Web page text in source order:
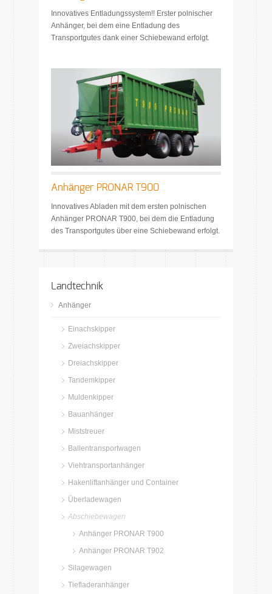
Innovatives Entladungssystem!! Erster polnischer
Anhänger, bei dem eine Entladung des
Transportgutes dank einer Schiebewand erfolgt.
Anhänger PRONAR T900
Innovatives Abladen mit dem ersten polnischen
Anhänger PRONAR T900, bei dem die Entladung
des Transportgutes über eine Schiebewand erfolgt.
Landtechnik
Anhänger
Einachskipper
Zweiachskipper
Dreiachskipper
Tandemkipper
Muldenkipper
Bauanhänger
Miststreuer
Ballentransportwagen
Viehtransportanhänger
Hakenliftanhänger und Container
Überladewagen
Abschiebewagen
Anhänger PRONAR T900
Anhänger PRONAR T902
Silagewagen
Tiefladeranhänger